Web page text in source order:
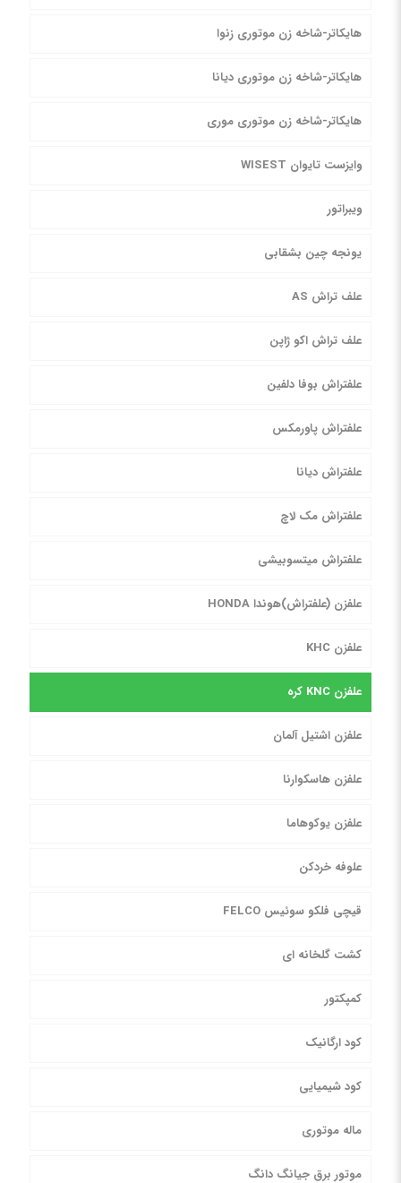
هایکاتر-شاخه زن موتوری زنوا
هایکاتر-شاخه زن موتوری دیانا
هایکاتر-شاخه زن موتوری موری
وایزست تایوان WISEST
ویبراتور
یونجه چین بشقابی
علف تراش AS
علف تراش اکو ژاپن
علفتراش بوفا دلفین
علفتراش پاورمکس
علفتراش دیانا
علفتراش مک لاچ
علفتراش میتسوبیشی
علفزن (علفتراش)هوندا HONDA
علفزن KHC
علفزن KNC کره
علفزن اشتیل آلمان
علفزن هاسکوارنا
علفزن یوکوهاما
علوفه خردکن
قیچی فلکو سوئیس FELCO
کشت گلخانه ای
کمپکتور
کود ارگانیک
کود شیمیایی
ماله موتوری
موتور برق جیانگ دانگ